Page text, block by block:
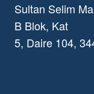
Sultan Selim
B Blok, Kat
5, Daire 104,